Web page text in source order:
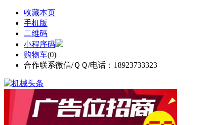
收藏本页
手机版
二维码
小程序码
购物车(0)
合作联系微信/ＱＱ/电话：18923733323